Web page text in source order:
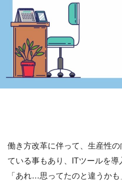
働き方改革に伴って、生産性
ている事もあり、ITツールを
「あれ…思ってたのと違うか